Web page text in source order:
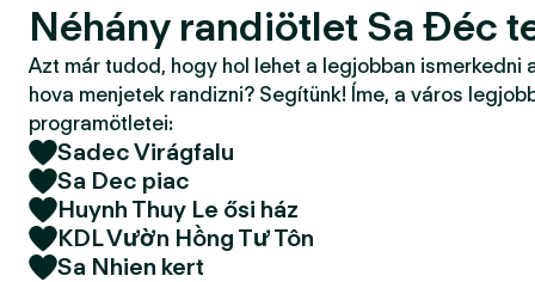
Néhány randiötlet Sa Đéc
Azt már tudod, hogy hol lehet a legjobban ismerkedni
hova menjetek randizni? Segítünk! Íme, a város
programötletei:
Sadec Virágfalu
Sa Dec piac
Huynh Thuy Le ősi ház
KDL Vườn Hồng Tư Tôn
Sa Nhien kert